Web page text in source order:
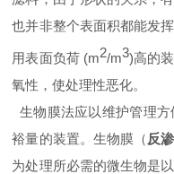
也并非整个表面积都能发
用表面负荷 (m2/m3)高的
氧性，使处理性恶化。
生物膜法应以维护管理
裕量的装置。生物膜（ 反
为处理所必需的微生物是